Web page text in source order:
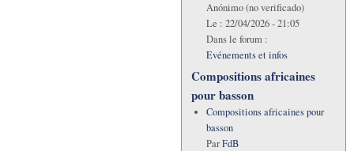
Anónimo (no verificado)
Le : 22/04/2026 - 21:05
Dans le forum :
Evénements et infos
Compositions africaines
pour basson
Compositions africaines pour
basson
ParFdB